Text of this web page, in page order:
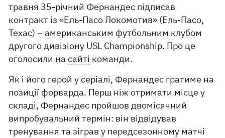
травня 35-річний Фернандес підписав
контракт із «Ель-Пасо Локомотив» (Ель-Пасо,
Техас) – американським футбольним клубом
другого дивізіону USL Championship. Про це
оголосили насайті команди.
Як і його герой у серіалі, Фернандес гратиме на
позиції форварда. Перш ніж отримати місце у
складі, Фернандес пройшов двомісячний
випробувальний термін: він відвідував
тренування та зіграв у передсезонному матчі